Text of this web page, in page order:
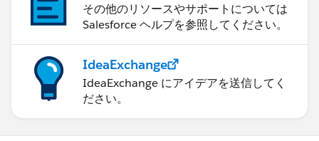
その他のリソースやサポートについては
Salesforce ヘルプを参照してください。
IdeaExchange
IdeaExchange にアイデアを送信してく
ださい。